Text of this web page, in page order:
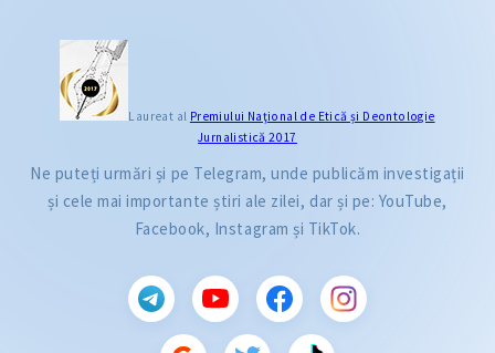
Laureat al Premiului Naţional de Etică și Deontologie
Jurnalistică 2017
Ne puteți urmări și pe Telegram, unde publicăm investigații
și cele mai importante știri ale zilei, dar și pe: YouTube,
Facebook, Instagram și TikTok.